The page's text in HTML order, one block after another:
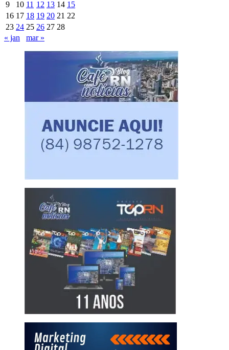
9 10 11 12 13 14 15
16 17 18 19 20 21 22
23 24 25 26 27 28
« jan
mar »